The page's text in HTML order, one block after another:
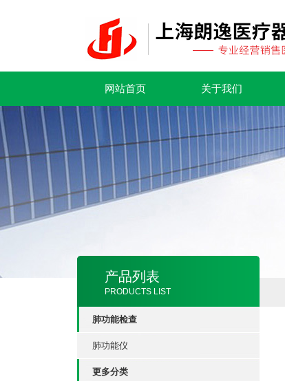
网站首页 关于我们
产品列表
PRODUCTS LIST
肺功能检查
肺功能仪
更多分类